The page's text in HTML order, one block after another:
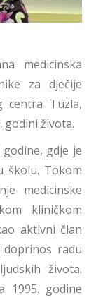
medicinska
za dječije
centra Tuzla,
godini života.
gdje je
školu. Tokom
medicinske
kliničkom
aktivni član
radu
života.
1995. godine